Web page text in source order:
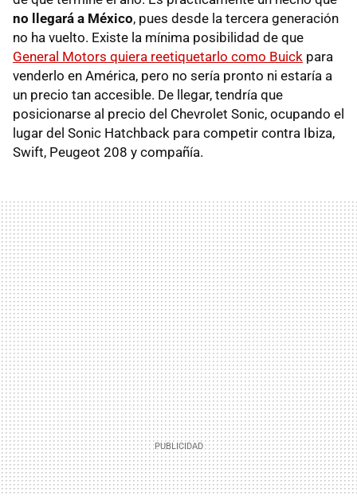
no llegará a México, pues desde la tercera generación
no ha vuelto. Existe la mínima posibilidad de que
General Motors quiera reetiquetarlo como Buick para
venderlo en América, pero no sería pronto ni estaría a
un precio tan accesible. De llegar, tendría que
posicionarse al precio del Chevrolet Sonic, ocupando el
lugar del Sonic Hatchback para competir contra Ibiza,
Swift, Peugeot 208 y compañía.